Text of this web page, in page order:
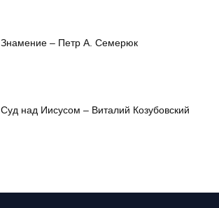
Знамение – Петр А. Семерюк
Суд над Иисусом – Виталий Козубовский